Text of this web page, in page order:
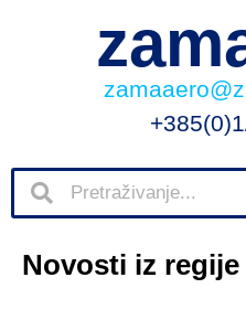
Novosti iz regije